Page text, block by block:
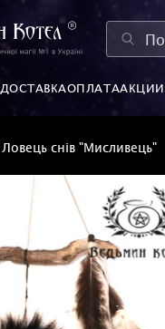
ДОСТАВКАОПЛАТААКЦИИ
Ловець снів "Мисливець"